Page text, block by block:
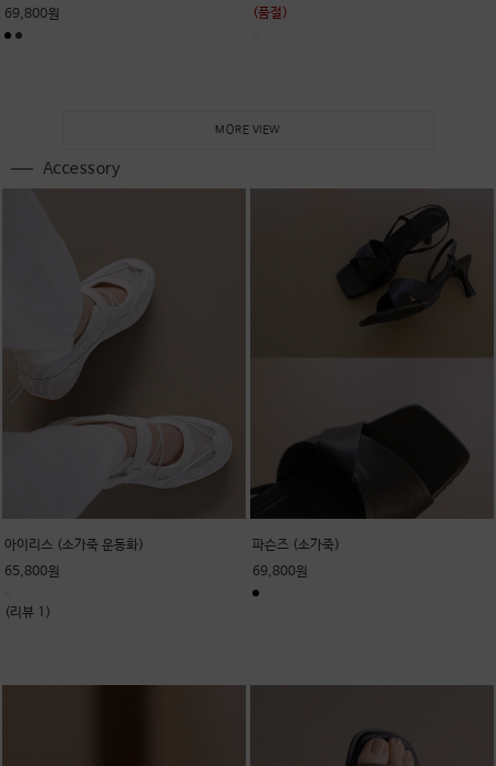
69,800원
(품절)
MORE VIEW
Accessory
아이리스 (소가죽 운동화)
65,800원
(리뷰 1)
파슨즈 (소가죽)
69,800원